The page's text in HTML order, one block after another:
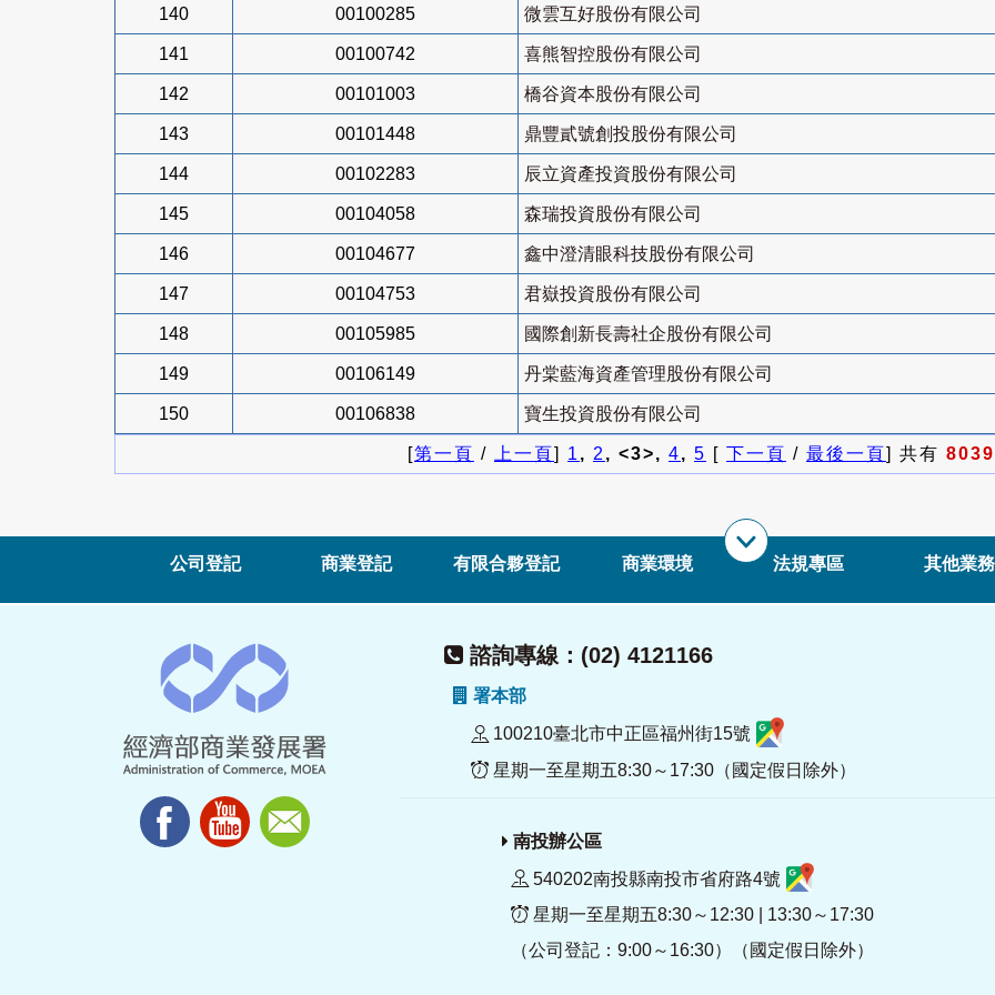
140 00100285 微雲互好股份有限公司
141 00100742 喜熊智控股份有限公司
142 00101003 橋谷資本股份有限公司
143 00101448 鼎豐貳號創投股份有限公司
144 00102283 辰立資產投資股份有限公司
145 00104058 森瑞投資股份有限公司
146 00104677 鑫中澄清眼科技股份有限公司
147 00104753 君嶽投資股份有限公司
148 00105985 國際創新長壽社企股份有限公司
149 00106149 丹棠藍海資產管理股份有限公司
150 00106838 寶生投資股份有限公司
[第一頁 / 上一頁] 1, 2, <3>, 4, 5 [ 下一頁 / 最後一頁] 共有 8039
公司登記 商業登記 有限合夥登記 商業環境 法規專區 其他業務
諮詢專線：(02) 4121166
署本部
100210臺北市中正區福州街15號
星期一至星期五8:30～17:30（國定假日除外）
南投辦公區
540202南投縣南投市省府路4號
星期一至星期五8:30～12:30 | 13:30～17:30
（公司登記：9:00～16:30）（國定假日除外）